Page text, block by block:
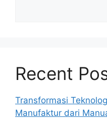
Recent
Transformasi
Manufaktur dari